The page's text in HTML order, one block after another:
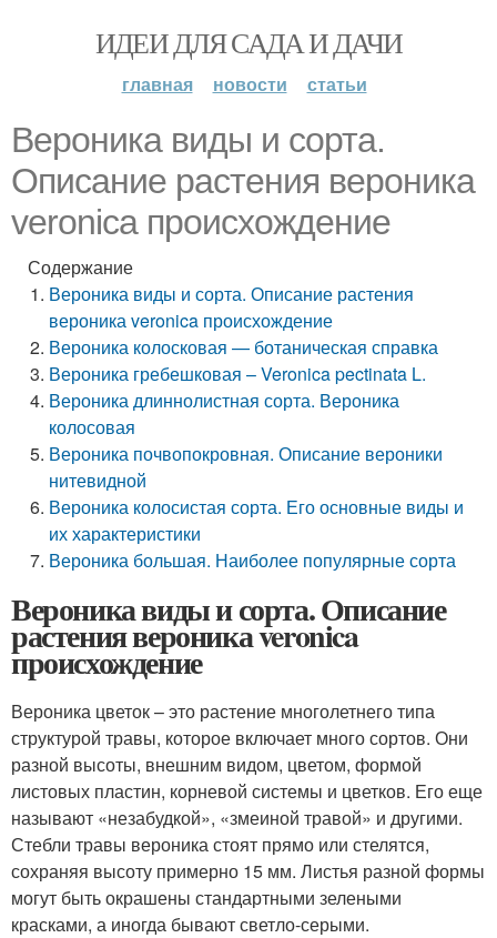
ИДЕИ ДЛЯ САДА И ДАЧИ
главная новости статьи
Вероника виды и сорта.
Описание растения вероника
veronica происхождение
Содержание
Вероника виды и сорта. Описание растения
вероника veronica происхождение
Вероника колосковая — ботаническая справка
Вероника гребешковая – Veronica pectinata L.
Вероника длиннолистная сорта. Вероника
колосовая
Вероника почвопокровная. Описание вероники
нитевидной
Вероника колосистая сорта. Его основные виды и
их характеристики
Вероника большая. Наиболее популярные сорта
Вероника виды и сорта. Описание
растения вероника veronica
происхождение
Вероника цветок – это растение многолетнего типа
структурой травы, которое включает много сортов. Они
разной высоты, внешним видом, цветом, формой
листовых пластин, корневой системы и цветков. Его еще
называют «незабудкой», «змеиной травой» и другими.
Стебли травы вероника стоят прямо или стелятся,
сохраняя высоту примерно 15 мм. Листья разной формы
могут быть окрашены стандартными зелеными
красками, а иногда бывают светло-серыми.